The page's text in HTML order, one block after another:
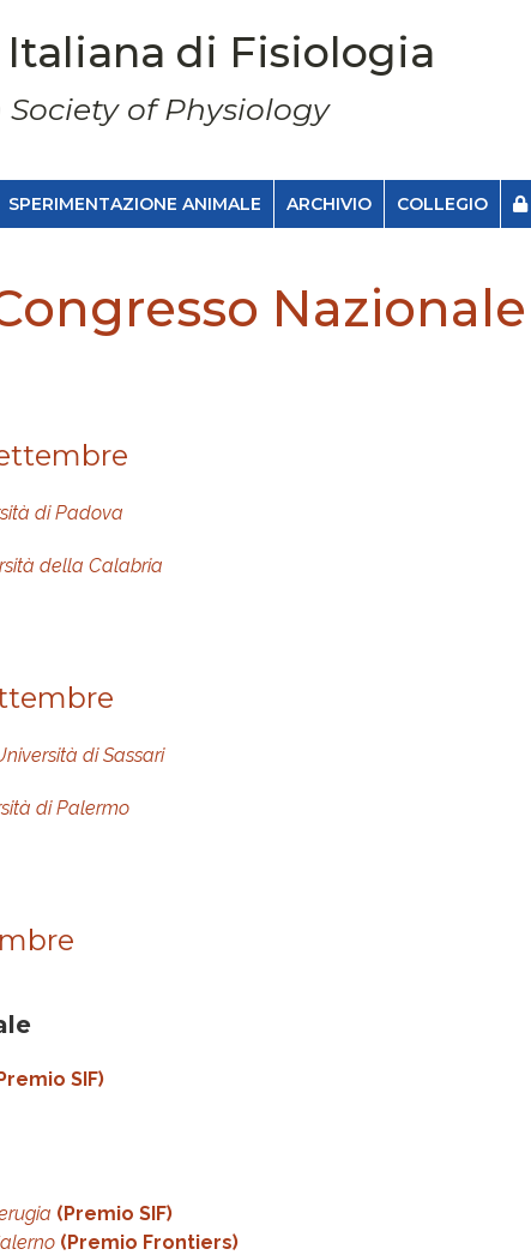
di Fisiologia
of Physiology
SPERIMENTAZIONE ANIMALE ARCHIVIO COLLEGIO
Nazionale
di Padova
della Calabria
di Sassari
di Palermo
SIF)
(Premio SIF)
(Premio Frontiers)